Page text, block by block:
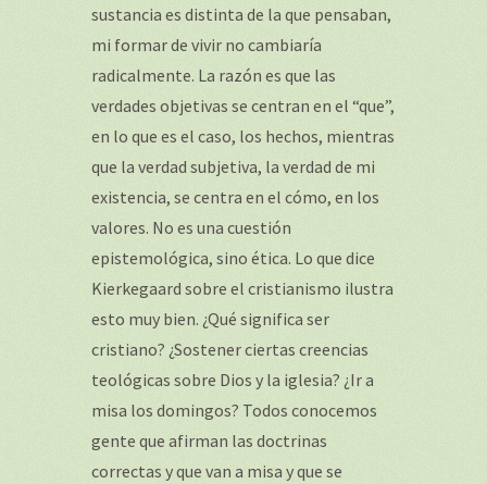
sustancia es distinta de la que pensaban,
mi formar de vivir no cambiaría
radicalmente. La razón es que las
verdades objetivas se centran en el “que”,
en lo que es el caso, los hechos, mientras
que la verdad subjetiva, la verdad de mi
existencia, se centra en el cómo, en los
valores. No es una cuestión
epistemológica, sino ética. Lo que dice
Kierkegaard sobre el cristianismo ilustra
esto muy bien. ¿Qué significa ser
cristiano? ¿Sostener ciertas creencias
teológicas sobre Dios y la iglesia? ¿Ir a
misa los domingos? Todos conocemos
gente que afirman las doctrinas
correctas y que van a misa y que se